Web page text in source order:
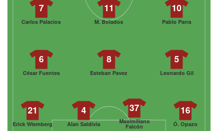
21
Erick Wiemberg
4
Alan Saldivia
37
Maximiliano
Falcón
16
Ó. Opazo
6
César Fuentes
8
Esteban Pavez
5
Leonardo Gil
7
Carlos Palacios
11
M. Bolados
10
Pablo Parra